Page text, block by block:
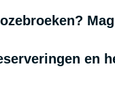
en